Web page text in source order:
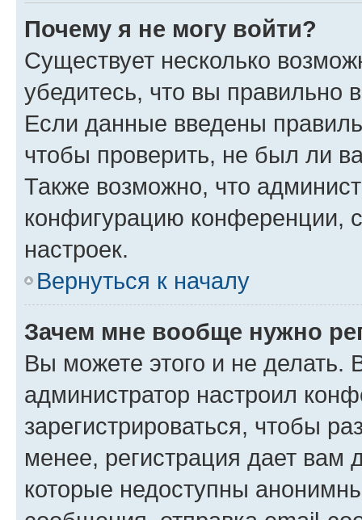
Почему я не могу войти?
Существует несколько
убедитесь, что вы правильно
Если данные введены
чтобы проверить, не был ли
Также возможно, что
конфигурацию конференции,
настроек.
Вернуться к началу
Зачем мне вообще нужно
Вы можете этого и не делать.
администратор настроил
зарегистрироваться, чтобы
менее, регистрация дает вам
которые недоступны